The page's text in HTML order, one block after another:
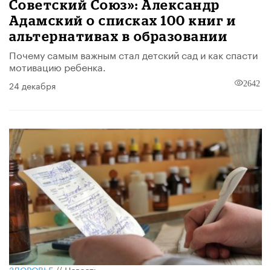
Советский Союз»: Александр
Адамский о списках 100 книг и
альтернативах в образовании
Почему самым важным стал детский сад и как спасти
мотивацию ребенка.
24 декабря 2642